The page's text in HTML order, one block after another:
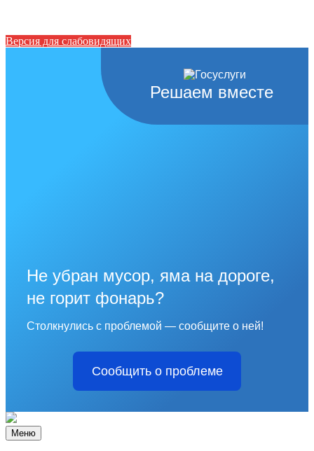
Версия для слабовидящих
Решаем вместе
Не убран мусор, яма на дороге,
не горит фонарь?
Столкнулись с проблемой — сообщите о ней!
Сообщить о проблеме
Меню